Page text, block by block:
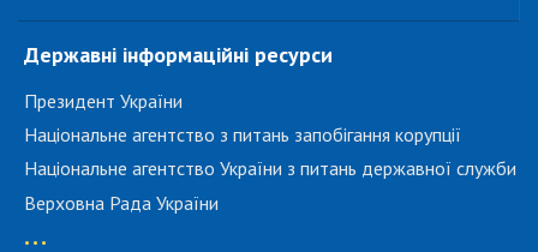
Державні інформаційні ресурси
Президент України
Національне агентство з питань запобігання корупції
Національне агентство України з питань державної служби
Верховна Рада України
...